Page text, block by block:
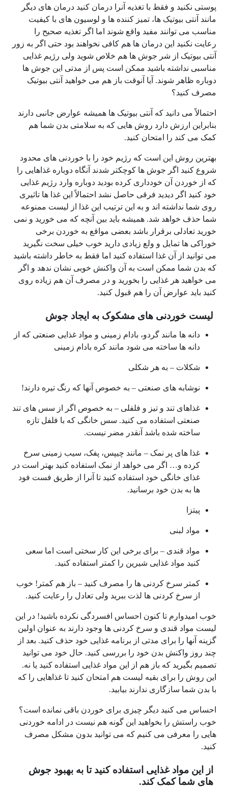
پوستی نکنید و فقط با تغذیه آنرا درمان کنید درمان های دیگر
مانند آنتی بیوتیک ها، تمیز کننده ها و لوسیون های با کیفیت
مناسب می توانند مفید واقع شوند اما اگر تغذیه صحیح را
رعایت نکنید این درمان ها هم کافی نخواهند بود حتی اگر به زور
آنتی بیوتیک از شر جوش ها هم خلاص شوید ولی رژیم غذایی
مناسبی نداشته باشید ممکن است پس از مدتی این جوش ها
دوباره ظاهر شوند. آیا آنوقت باز هم می خواهید آنتی بیوتیک
مصرف کنید؟
احتمالاً می دانید که آنتی بیوتیک ها همیشه عوارض جانبی دارند
بنابراین ارزش دارد روش هایی که به سلامتی بدن شما هم
کمک می کند را امتحان کنید.
بهترین روش این است که رژیم خود را با خوردنی های محدود
شروع کنید اگر جوش ها کوچکتر شدند آنگاه دوباره غذاهایی را
که از خوردن آن خودداری کرده بودید دوباره وارد رژیم غذایی
خود کنید اگر دیدید فرقی حاصل نشد احتمالاً این غذا ها تاثیری
روی شما نداشته اند و به این ترتیب این غذا از لیست ممنوعه
شما حذف خواهد شد. همیشه باید بین آنچه که می خورید و نمی
خورید تعادلی برقرار باشد بعضی مواقع به خوردن برخی
خوراکی ها تمایل و ولع زیادی دارید خوب خیلی سخت نگیرید
می توانید از آن غذا استفاده کنید اما فقط به خاطر داشته باشید
که بدن شما ممکن است به آن واکنش خوبی نشان ندهد و اگر
می خواهید هر غذایی را بخورید و در مصرف آن هم زیاده روی
کنید باید عوارض آن را هم قبول کنید.
لیست خوردنی های مشکوک به ایجاد جوش
دانه ها مانند گردو، بادام زمینی و مواد غذایی صنعتی که از
دانه ها ساخته می شود مانند کره بادام زمینی
شکلات – به هر شکلی
نوشابه های صنعتی – به خصوص آنها که رنگ تیره دارند!
غذاهای تند و تیز و فلفلی – به خصوص اگر از سس های تند
صنعتی استفاده می کنید. سس خانگی که با فلفل تازه
ساخته شده باشد آنقدر مضر نیست.
غذا های پر نمک – مانند چیپس، پفک، سیب زمینی سرخ
کرده و… اگر می خواهد از نمک استفاده کنید بهتر است در
غذای خانگی خود استفاده کنید تا آنرا از طریق فست فود
ها به بدن خود برسانید.
پیتزا
مواد لبنی
مواد قندی – برای برخی این کار سختی است اما سعی
کنید مواد غذایی شیرین را کمتر استفاده کنید.
کمتر سرخ کردنی ها را مصرف کنید – باز هم کمتر! خوب
از سرخ کردنی ها لذت ببرید ولی تعادل را رعایت کنید.
خوب امیدوارم تا کنون احساس افسردگی نکرده باشید! در این
لیست مواد قندی و سرخ کردنی ها وجود دارند به عنوان اولین
گزینه آنها را برای مدتی از برنامه غذایی خود حذف کنید. بعد از
چند روز واکنش بدن خود را بررسی کنید. حال خود می توانید
تصمیم بگیرید که باز هم از این مواد غذایی استفاده کنید یا نه.
این روش را برای بقیه لیست هم امتحان کنید تا غذاهایی را که
با بدن شما سازگاری ندارند بیابید.
احساس می کنید دیگر چیزی برای خوردن باقی نمانده است؟
خوب راستش را بخواهید این گونه هم نیست در ادامه خوردنی
هایی را معرفی می کنیم که می توانید بدون مشکل مصرف
کنید.
از این مواد غذایی استفاده کنید تا به بهبود جوش
های شما کمک کند.